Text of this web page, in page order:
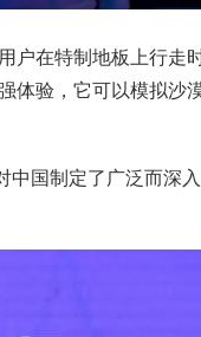
户在特制地板上行走
体验，它可以模拟沙
国制定了广泛而深